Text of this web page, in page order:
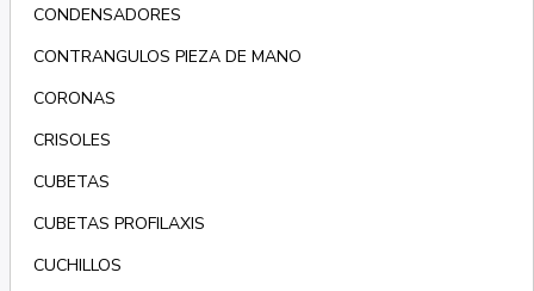
CONDENSADORES
CONTRANGULOS PIEZA DE MANO
CORONAS
CRISOLES
CUBETAS
CUBETAS PROFILAXIS
CUCHILLOS